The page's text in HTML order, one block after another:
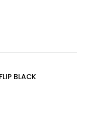
BLACK